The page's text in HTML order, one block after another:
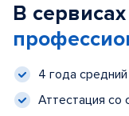
В
4 года
Аттестация со